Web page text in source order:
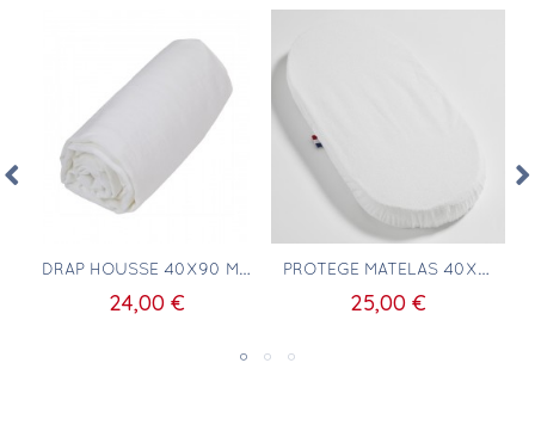
Aperçu rapide DRAP HOUSSE 40X90 MATELAS BERCEAU OVALE
24,00 €
Aperçu rapide PROTÈGE MATELAS 40X90 BERCEAU OVALE
25,00 €